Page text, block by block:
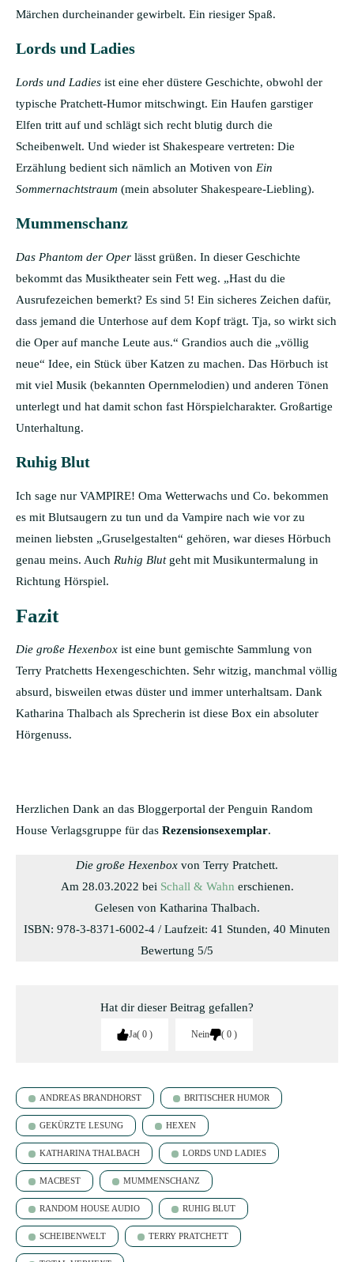
Märchen durcheinander gewirbelt. Ein riesiger Spaß.
Lords und Ladies
Lords und Ladies ist eine eher düstere Geschichte, obwohl der
typische Pratchett-Humor mitschwingt. Ein Haufen garstiger
Elfen tritt auf und schlägt sich recht blutig durch die
Scheibenwelt. Und wieder ist Shakespeare vertreten: Die
Erzählung bedient sich nämlich an Motiven von Ein
Sommernachtstraum (mein absoluter Shakespeare-Liebling).
Mummenschanz
Das Phantom der Oper lässt grüßen. In dieser Geschichte
bekommt das Musiktheater sein Fett weg. „Hast du die
Ausrufezeichen bemerkt? Es sind 5! Ein sicheres Zeichen dafür,
dass jemand die Unterhose auf dem Kopf trägt. Tja, so wirkt sich
die Oper auf manche Leute aus.“ Grandios auch die „völlig
neue“ Idee, ein Stück über Katzen zu machen. Das Hörbuch ist
mit viel Musik (bekannten Opernmelodien) und anderen Tönen
unterlegt und hat damit schon fast Hörspielcharakter. Großartige
Unterhaltung.
Ruhig Blut
Ich sage nur VAMPIRE! Oma Wetterwachs und Co. bekommen
es mit Blutsaugern zu tun und da Vampire nach wie vor zu
meinen liebsten „Gruselgestalten“ gehören, war dieses Hörbuch
genau meins. Auch Ruhig Blutgeht mit Musikuntermalung in
Richtung Hörspiel.
Fazit
Die große Hexenbox ist eine bunt gemischte Sammlung von
Terry Pratchetts Hexengeschichten. Sehr witzig, manchmal völlig
absurd, bisweilen etwas düster und immer unterhaltsam. Dank
Katharina Thalbach als Sprecherin ist diese Box ein absoluter
Hörgenuss.
Herzlichen Dank an das Bloggerportal der Penguin Random
House Verlagsgruppe für das Rezensionsexemplar.
Die große Hexenbox von Terry Pratchett.
Am 28.03.2022 bei Schall & Wahn erschienen.
Gelesen von Katharina Thalbach.
ISBN: 978-3-8371-6002-4 / Laufzeit: 41 Stunden, 40 Minuten
Bewertung 5/5
Hat dir dieser Beitrag gefallen?
Ja 0 Nein 0
ANDREAS BRANDHORST BRITISCHER HUMOR
GEKÜRZTE LESUNG HEXEN
KATHARINA THALBACH LORDS UND LADIES
MACBEST MUMMENSCHANZ
RANDOM HOUSE AUDIO RUHIG BLUT
SCHEIBENWELT TERRY PRATCHETT